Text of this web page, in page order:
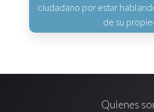
ciudadano por estar
de su
Quienes